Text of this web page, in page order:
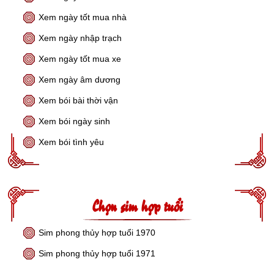
Xem ngày tốt mua nhà
Xem ngày nhập trạch
Xem ngày tốt mua xe
Xem ngày âm dương
Xem bói bài thời vận
Xem bói ngày sinh
Xem bói tình yêu
Chọn sim hợp tuổi
Sim phong thủy hợp tuổi 1970
Sim phong thủy hợp tuổi 1971